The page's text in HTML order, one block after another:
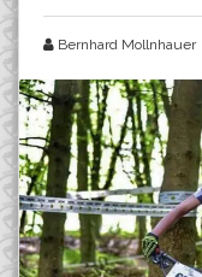
Bernhard Mollnhauer